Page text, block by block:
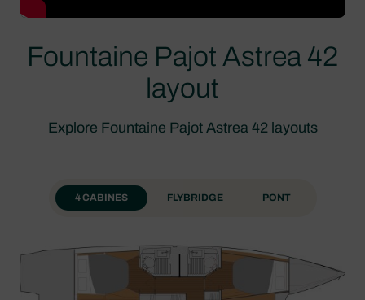
Fountaine Pajot Astrea 42
layout
Explore Fountaine Pajot Astrea 42 layouts
4 CABINES FLYBRIDGE PONT